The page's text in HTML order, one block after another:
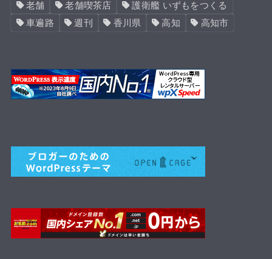
老舗
老舗喫茶店
護衛艦 いずもをつくる
車遍路
週刊 香川県 高知 高知市